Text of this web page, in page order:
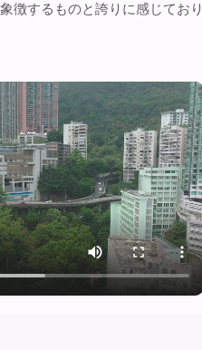
徴するものと誇りに感じてお